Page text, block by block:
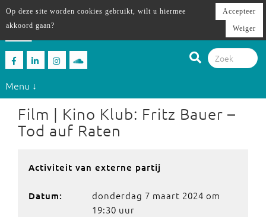
Menu ↓
Film | Kino Klub: Fritz Bauer –
Tod auf Raten
Activiteit van externe partij
Datum:
donderdag 7 maart 2024 om
19:30 uur
Op deze site worden cookies gebruikt, wilt u hiermee
akkoord gaan?
Accepteer
Weiger